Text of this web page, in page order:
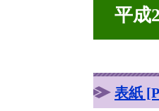
平成
表紙